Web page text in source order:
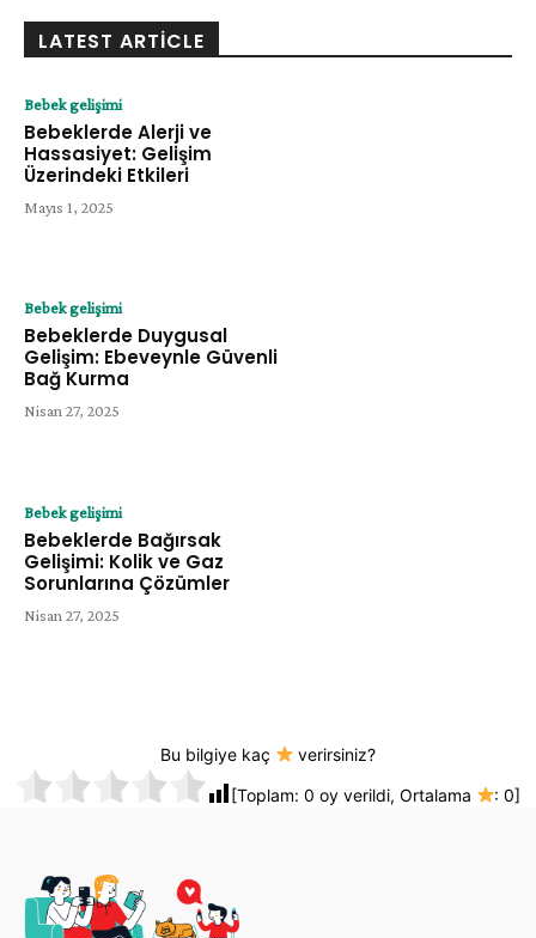
LATEST ARTICLE
Bebek gelişimi
Bebeklerde Alerji ve
Hassasiyet: Gelişim
Üzerindeki Etkileri
Mayıs 1, 2025
Bebek gelişimi
Bebeklerde Duygusal
Gelişim: Ebeveynle Güvenli
Bağ Kurma
Nisan 27, 2025
Bebek gelişimi
Bebeklerde Bağırsak
Gelişimi: Kolik ve Gaz
Sorunlarına Çözümler
Nisan 27, 2025
Bu bilgiye kaç
verirsiniz?
[Toplam: 0 oy verildi, Ortalama :0]